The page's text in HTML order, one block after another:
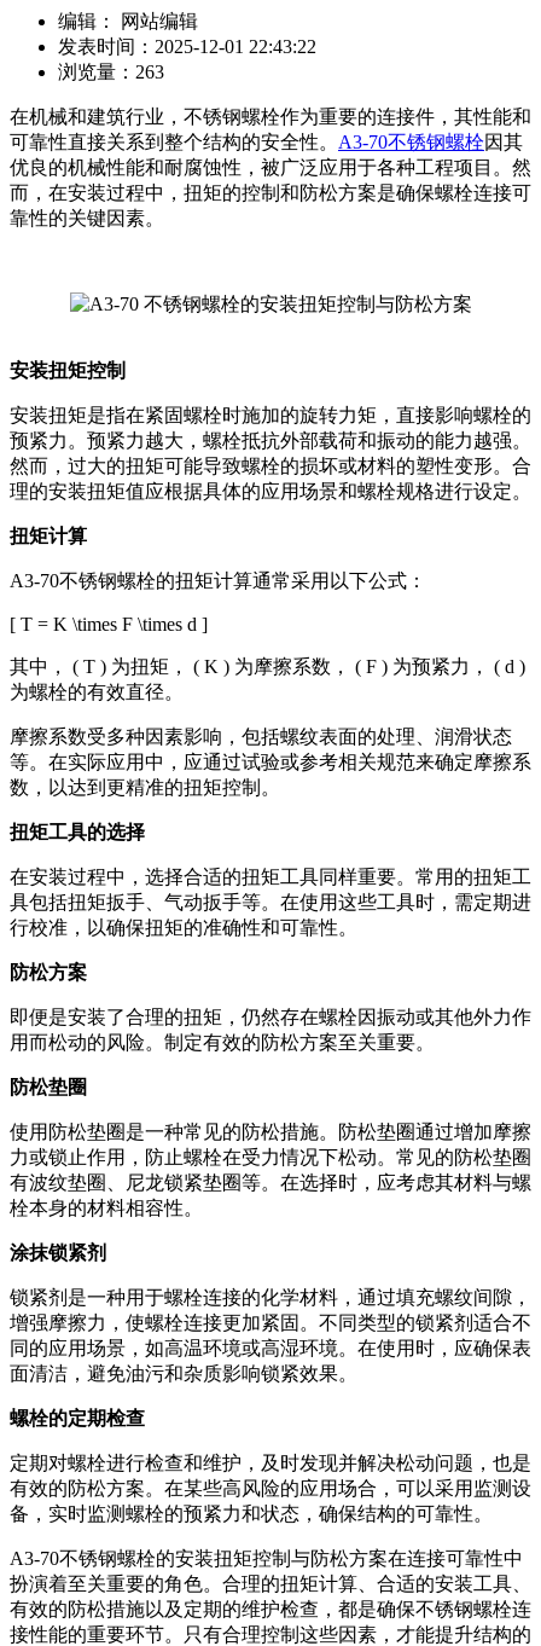
编辑： 网站编辑
发表时间：2025-12-01 22:43:22
浏览量：263
在机械和建筑行业，不锈钢螺栓作为重要的连接件，其性能和
可靠性直接关系到整个结构的安全性。 A3-70不锈钢螺栓因其
优良的机械性能和耐腐蚀性，被广泛应用于各种工程项目。然
而，在安装过程中，扭矩的控制和防松方案是确保螺栓连接可
靠性的关键因素。
安装扭矩控制
安装扭矩是指在紧固螺栓时施加的旋转力矩，直接影响螺栓的
预紧力。预紧力越大，螺栓抵抗外部载荷和振动的能力越强。
然而，过大的扭矩可能导致螺栓的损坏或材料的塑性变形。合
理的安装扭矩值应根据具体的应用场景和螺栓规格进行设定。
扭矩计算
A3-70不锈钢螺栓的扭矩计算通常采用以下公式：
[ T = K \times F \times d ]
其中， ( T ) 为扭矩， ( K ) 为摩擦系数， ( F ) 为预紧力， ( d )
为螺栓的有效直径。
摩擦系数受多种因素影响，包括螺纹表面的处理、润滑状态
等。在实际应用中，应通过试验或参考相关规范来确定摩擦系
数，以达到更精准的扭矩控制。
扭矩工具的选择
在安装过程中，选择合适的扭矩工具同样重要。常用的扭矩工
具包括扭矩扳手、气动扳手等。在使用这些工具时，需定期进
行校准，以确保扭矩的准确性和可靠性。
防松方案
即便是安装了合理的扭矩，仍然存在螺栓因振动或其他外力作
用而松动的风险。制定有效的防松方案至关重要。
防松垫圈
使用防松垫圈是一种常见的防松措施。防松垫圈通过增加摩擦
力或锁止作用，防止螺栓在受力情况下松动。常见的防松垫圈
有波纹垫圈、尼龙锁紧垫圈等。在选择时，应考虑其材料与螺
栓本身的材料相容性。
涂抹锁紧剂
锁紧剂是一种用于螺栓连接的化学材料，通过填充螺纹间隙，
增强摩擦力，使螺栓连接更加紧固。不同类型的锁紧剂适合不
同的应用场景，如高温环境或高湿环境。在使用时，应确保表
面清洁，避免油污和杂质影响锁紧效果。
螺栓的定期检查
定期对螺栓进行检查和维护，及时发现并解决松动问题，也是
有效的防松方案。在某些高风险的应用场合，可以采用监测设
备，实时监测螺栓的预紧力和状态，确保结构的可靠性。
A3-70不锈钢螺栓的安装扭矩控制与防松方案在连接可靠性中
扮演着至关重要的角色。合理的扭矩计算、合适的安装工具、
有效的防松措施以及定期的维护检查，都是确保不锈钢螺栓连
接性能的重要环节。只有合理控制这些因素，才能提升结构的